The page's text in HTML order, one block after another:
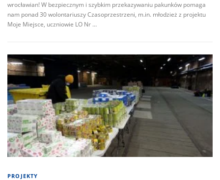
wrocławian! W bezpiecznym i szybkim przekazywaniu pakunków pomaga
nam ponad 30 wolontariuszy Czasoprzestrzeni, m.in. młodzież z projektu
Moje Miejsce, uczniowie LO Nr …
PROJEKTY